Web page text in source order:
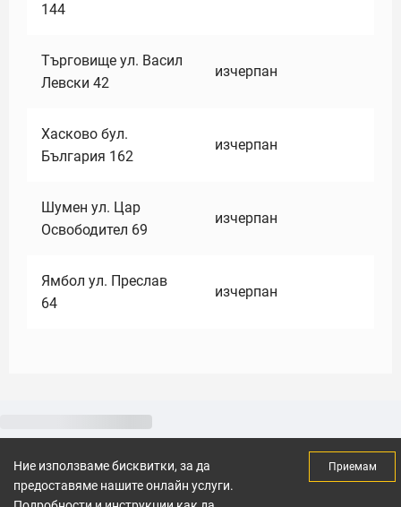
144
Търговище ул. Васил
Левски 42
изчерпан
Хасково бул.
България 162
изчерпан
Шумен ул. Цар
Освободител 69
изчерпан
Ямбол ул. Преслав
64
изчерпан
Ние използваме бисквитки, за да
предоставяме нашите онлайн услуги.
Приемам